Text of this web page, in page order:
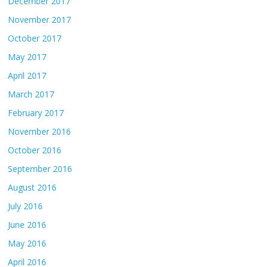
November 2017
October 2017
May 2017
April 2017
March 2017
February 2017
November 2016
October 2016
September 2016
August 2016
July 2016
June 2016
May 2016
April 2016